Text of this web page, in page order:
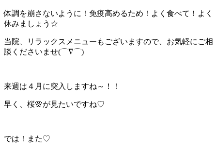
体調を崩さないように！免疫高めるため！よく食べて！よく
休みましょう☆
当院、リラックスメニューもございますので、お気軽にご相
談くださいませ(⌒∇⌒)
来週は４月に突入しますね～！！
早く、桜🌸が見たいですね♡
では！また♡